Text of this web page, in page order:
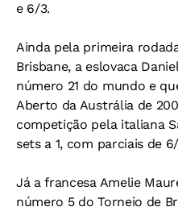
e 6/3.
Ainda pela primeira
Brisbane, a eslovaca
número 21 do mundo e
Aberto da Austrália de
competição pela italiana
sets a 1, com parciais de
Já a francesa Amelie
número 5 do Torneio de